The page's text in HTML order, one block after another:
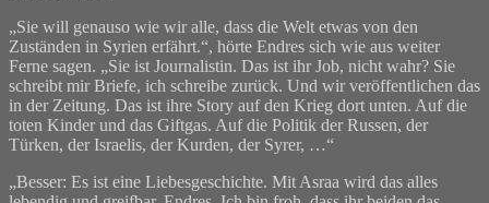
„Sie will genauso wie wir alle, dass die Welt etwas von den
Zuständen in Syrien erfährt.“, hörte Endres sich wie aus weiter
Ferne sagen. „Sie ist Journalistin. Das ist ihr Job, nicht wahr? Sie
schreibt mir Briefe, ich schreibe zurück. Und wir veröffentlichen das
in der Zeitung. Das ist ihre Story auf den Krieg dort unten. Auf die
toten Kinder und das Giftgas. Auf die Politik der Russen, der
Türken, der Israelis, der Kurden, der Syrer, …“
„Besser: Es ist eine Liebesgeschichte. Mit Asraa wird das alles